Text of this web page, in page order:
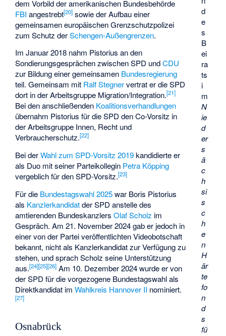
d
e
s
B
ei
ra
ts
i
m
N
ie
d
er
s
ä
c
h
si
s
c
h
e
n
H
är
te
fo
n
d
s
fü
dem Vorbild der amerikanischen Bundesbehörde
FBI angestrebt[20] sowie der Aufbau einer
gemeinsamen europäischen Grenzschutzpolizei
zum Schutz derSchengen-Außengrenzen.
Im Januar 2018 nahm Pistorius an den
Sondierungsgesprächen zwischen SPD undCDU
zur Bildung einer gemeinsamen Bundesregierung
teil. Gemeinsam mit Ralf Stegnervertrat er die SPD
dort in der Arbeitsgruppe Migration/Integration.[21]
Bei den anschließenden Koalitionsverhandlungen
übernahm Pistorius für die SPD den Co-Vorsitz in
derArbeitsgruppe Innen, Recht und
Verbraucherschutz.[22]
Bei derWahl zum SPD-Vorsitz 2019kandidierte er
als Duo mit seiner Parteikollegin Petra Köpping
vergeblich für den SPD-Vorsitz.[23]
Für die Bundestagswahl 2025war Boris Pistorius
als Kanzlerkandidatder SPD anstelle des
amtierenden BundeskanzlersOlaf Scholz im
Gespräch. Am 21. November 2024 gab er jedoch in
einer von der Partei veröffentlichten Videobotschaft
bekannt, nicht als Kanzlerkandidat zur Verfügung zu
stehen, und sprach Scholz seine Unterstützung
aus.[24][25][26] Am 10. Dezember 2024 wurde er von
der SPD für die vorgezogene Bundestagswahl als
Direktkandidat imWahlkreis Hannover II nominiert.
[27]
Osnabrück